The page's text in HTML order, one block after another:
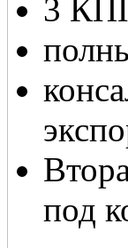
3
под